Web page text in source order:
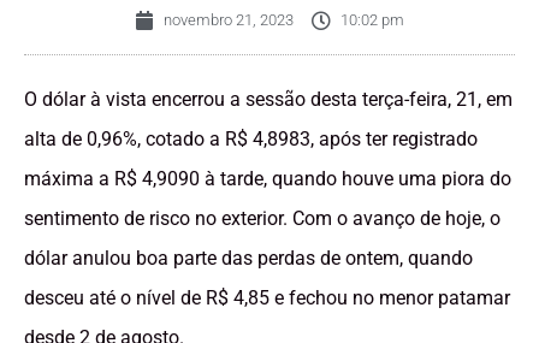
novembro 21, 2023 10:02 pm
O dólar à vista encerrou a sessão desta terça-feira, 21, em
alta de 0,96%, cotado a R$ 4,8983, após ter registrado
máxima a R$ 4,9090 à tarde, quando houve uma piora do
sentimento de risco no exterior. Com o avanço de hoje, o
dólar anulou boa parte das perdas de ontem, quando
desceu até o nível de R$ 4,85 e fechou no menor patamar
desde 2 de agosto.